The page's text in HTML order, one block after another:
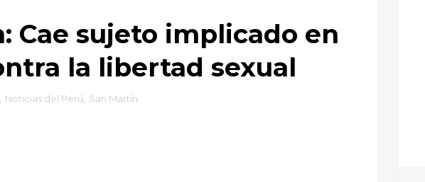
Cae sujeto implicado en
la libertad sexual
Noticias del Perú San Martín